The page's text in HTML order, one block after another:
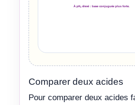
À pKₐ élevé : base conjuguée plus forte.
Comparer deux acides
Pour comparer deux acides